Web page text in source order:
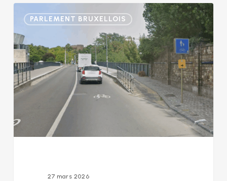
Fraiteur
:
ce
que
répond
(et
ne
la
ministre
PARLEMENT BRUXELLOIS
27 mars 2026